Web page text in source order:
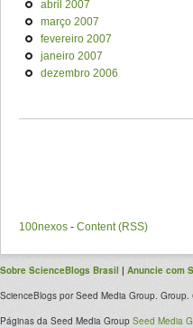
abril 2007
março 2007
fevereiro 2007
janeiro 2007
dezembro 2006
100nexos - Content (RSS)
Sobre ScienceBlogs Brasil | Anuncie com
ScienceBlogs por Seed Media Group.
Páginas da Seed Media Group Seed Media